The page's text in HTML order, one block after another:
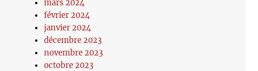
mars 2024
février 2024
janvier 2024
décembre 2023
novembre 2023
octobre 2023